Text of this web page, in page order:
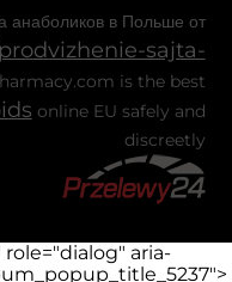
анаболиков в Польше от
sajta-
is the best
online EU safely and
discreetly
role="dialog" aria-